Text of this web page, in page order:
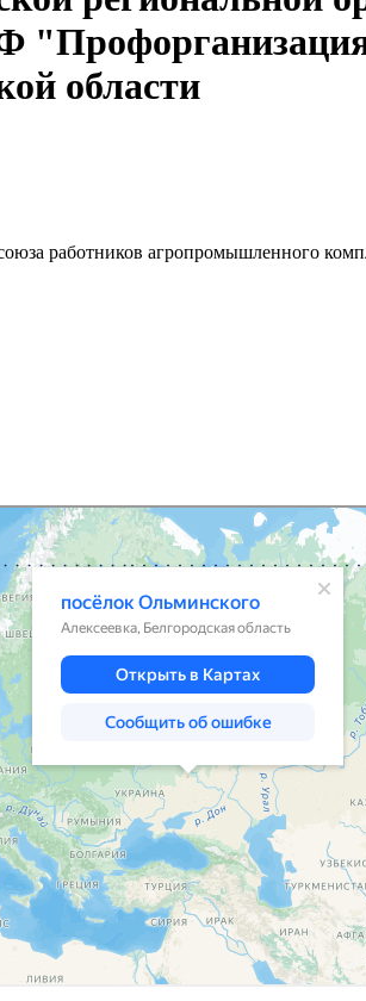
РФ
области
работников